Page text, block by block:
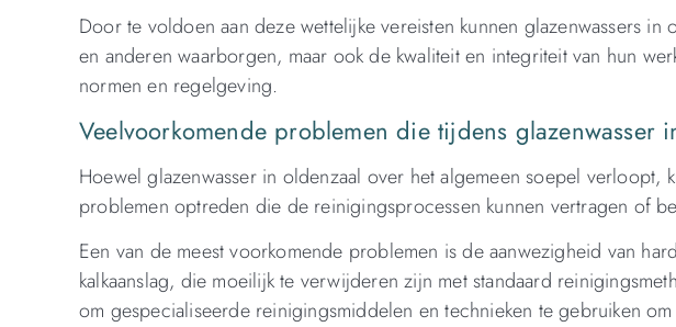
Door te voldoen aan deze wettelijke vereisten kunnen glazenwassers
en anderen waarborgen, maar ook de kwaliteit en integriteit van hun
normen en regelgeving.
Veelvoorkomende problemen die tijdens glazenwasser
Hoewel glazenwasser in oldenzaal over het algemeen soepel verloopt,
problemen optreden die de reinigingsprocessen kunnen vertragen of
Een van de meest voorkomende problemen is de aanwezigheid van
kalkaanslag, die moeilijk te verwijderen zijn met standaard
om gespecialiseerde reinigingsmiddelen en technieken te gebruiken